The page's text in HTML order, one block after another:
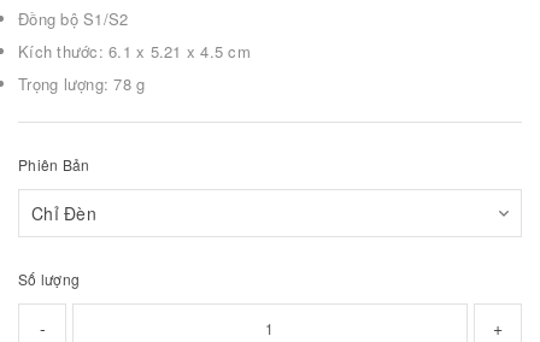
Đồng bộ S1/S2
Kích thước: 6.1 x 5.21 x 4.5 cm
Trọng lượng: 78 g
Phiên Bản
Số lượng
- +